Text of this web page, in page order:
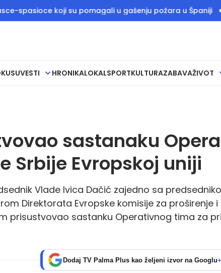
koji su pomagali u gašenju požara u Španiji Dačić:
VESTI HRONIKALOKALSPORTKULTURAZABAVAŽIVOT
sastanaku
Srbije Evropskoj uniji
Vlade Ivica Dačić zajedno sa
Direktorata Evropske komisije za proširenje
prisustvovao sastanku Operativnog tima za
Dodaj TV Palma Plus kao željeni izvor na Googlu+